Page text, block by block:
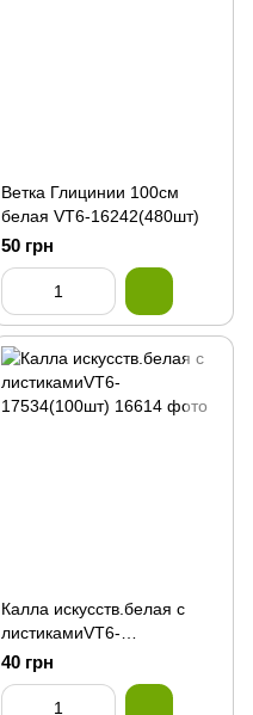
Ветка Глицинии 100см
белая VT6-16242(480шт)
50 грн
Калла искусств.белая с
листикамиVT6-
17534(100шт)
40 грн